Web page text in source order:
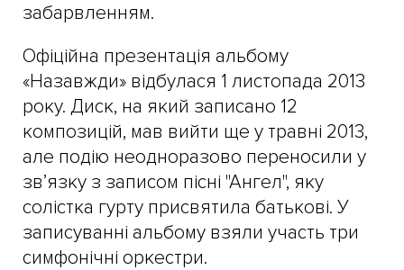
забарвленням.
Офіційна презентація альбому
«Назавжди» відбулася 1 листопада 2013
року. Диск, на який записано 12
композицій, мав вийти ще у травні 2013,
але подію неодноразово переносили у
зв’язку з записом пісні "Ангел", яку
солістка гурту присвятила батькові. У
записуванні альбому взяли участь три
симфонічні оркестри.